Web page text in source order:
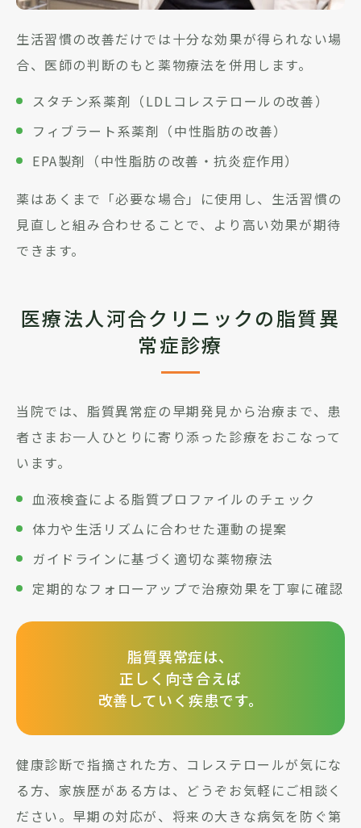
生活習慣の改善だけでは十分な効果が得られない場
合、医師の判断のもと薬物療法を併用します。
スタチン系薬剤（LDLコレステロールの改善）
フィブラート系薬剤（中性脂肪の改善）
EPA製剤（中性脂肪の改善・抗炎症作用）
薬はあくまで「必要な場合」に使用し、生活習慣の
見直しと組み合わせることで、より高い効果が期待
できます。
医療法人河合クリニックの脂質異
常症診療
当院では、脂質異常症の早期発見から治療まで、患
者さまお一人ひとりに寄り添った診療をおこなって
います。
血液検査による脂質プロファイルのチェック
体力や生活リズムに合わせた運動の提案
ガイドラインに基づく適切な薬物療法
定期的なフォローアップで治療効果を丁寧に確認
脂質異常症は、
正しく向き合えば
改善していく疾患です。
健康診断で指摘された方、コレステロールが気にな
る方、家族歴がある方は、どうぞお気軽にご相談く
ださい。早期の対応が、将来の大きな病気を防ぐ第